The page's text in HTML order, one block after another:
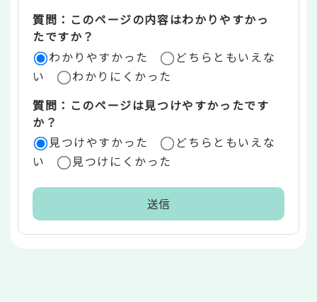
リ
ア
質問：このページの内容はわかりやすかっ
たですか？
わかりやすかった
どちらともいえな
い
わかりにくかった
質問：このページは見つけやすかったです
か？
見つけやすかった
どちらともいえな
い
見つけにくかった